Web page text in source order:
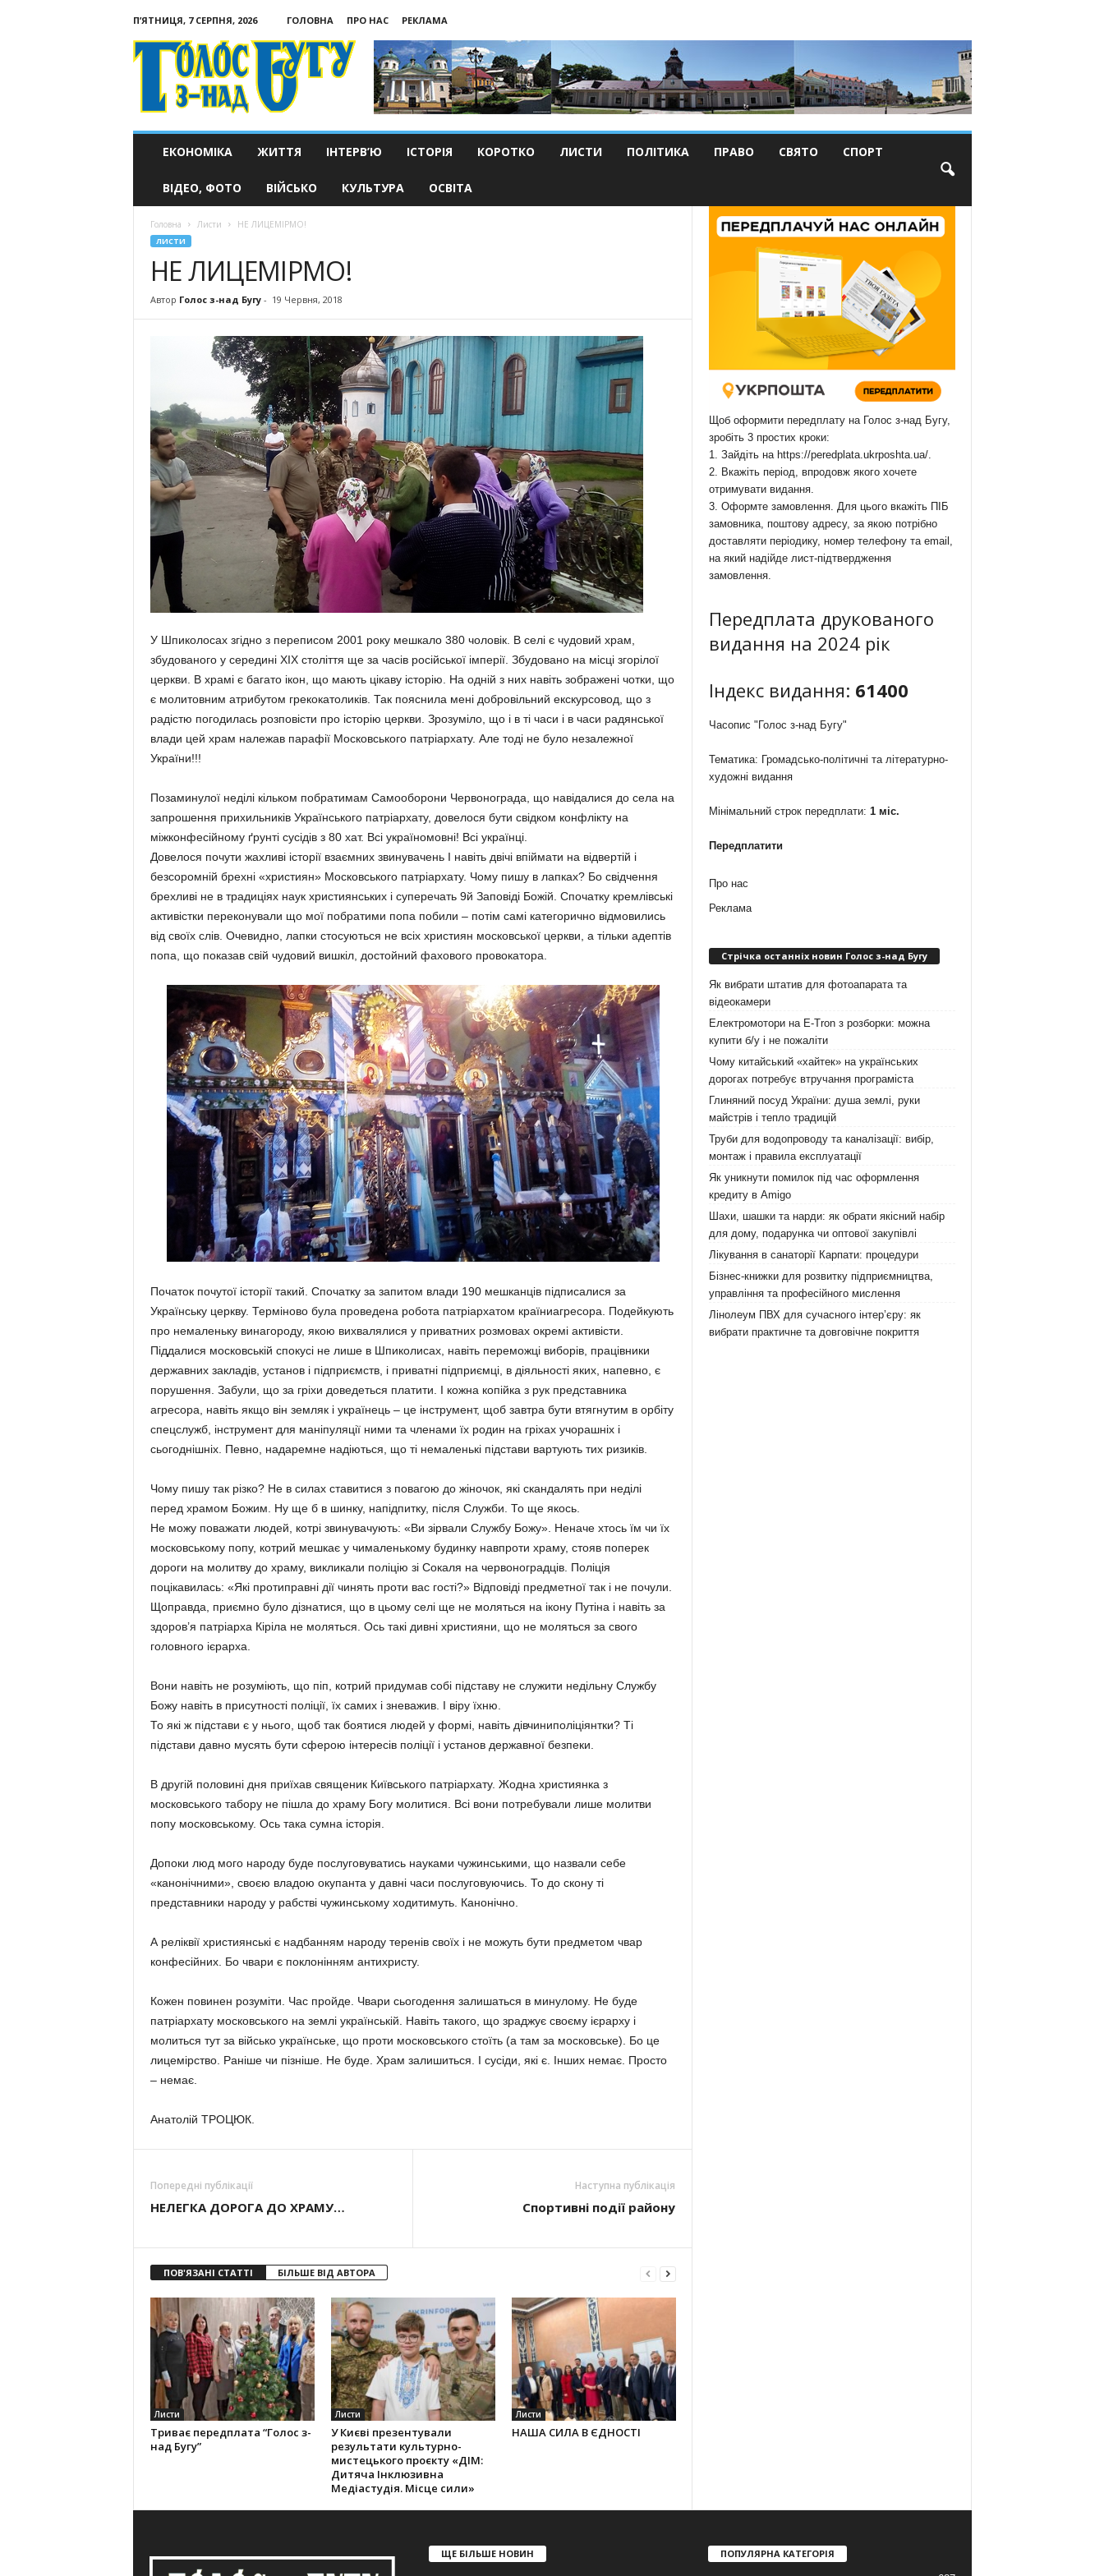
П’ЯТНИЦЯ, 7 СЕРПНЯ, 2026 ГОЛОВНА ПРО НАС
РЕКЛАМА
Голос
з-
ЕКОНОМІКА ЖИТТЯ ІНТЕРВ’Ю ІСТОРІЯ КОРОТКО ЛИСТИ ПОЛІТИКА ПРАВО СВЯТО СПОРТ
ВІДЕО, ФОТО ВІЙСЬКО КУЛЬТУРА ОСВІТА
Головна Листи НЕ ЛИЦЕМІРМО!
ЛИСТИ
НЕ ЛИЦЕМІРМО!
Автор Голос з-над Бугу- 19 Червня, 2018
У Шпиколосах згідно з переписом 2001 року мешкало 380 чоловік. В селі є чудовий храм,
збудованого у середині ХІХ століття ще за часів російської імперії. Збудовано на місці згорілої
церкви. В храмі є багато ікон, що мають цікаву історію. На одній з них навіть зображені чотки, що
є молитовним атрибутом грекокатоликів. Так пояснила мені добровільний екскурсовод, що з
радістю погодилась розповісти про історію церкви. Зрозуміло, що і в ті часи і в часи радянської
влади цей храм належав парафії Московського патріархату. Але тоді не було незалежної
України!!!
Позаминулої неділі кільком побратимам Самооборони Червонограда, що навідалися до села на
запрошення прихильників Українського патріархату, довелося бути свідком конфлікту на
міжконфесійному ґрунті сусідів з 80 хат. Всі україномовні! Всі українці.
Довелося почути жахливі історії взаємних звинувачень І навіть двічі впіймати на відвертій і
безсоромній брехні «християн» Московського патріархату. Чому пишу в лапках? Бо свідчення
брехливі не в традиціях наук християнських і суперечать 9й Заповіді Божій. Спочатку кремлівські
активістки переконували що мої побратими попа побили – потім самі категорично відмовились
від своїх слів. Очевидно, лапки стосуються не всіх християн московської церкви, а тільки адептів
попа, що показав свій чудовий вишкіл, достойний фахового провокатора.
Початок почутої історії такий. Спочатку за запитом влади 190 мешканців підписалися за
Українську церкву. Терміново була проведена робота патріархатом країниагресора. Подейкують
про немаленьку винагороду, якою вихвалялися у приватних розмовах окремі активісти.
Піддалися московській спокусі не лише в Шпиколисах, навіть переможці виборів, працівники
державних закладів, установ і підприємств, і приватні підприємці, в діяльності яких, напевно, є
порушення. Забули, що за гріхи доведеться платити. І кожна копійка з рук представника
агресора, навіть якщо він земляк і українець – це інструмент, щоб завтра бути втягнутим в орбіту
спецслужб, інструмент для маніпуляції ними та членами їх родин на гріхах учорашніх і
сьогоднішніх. Певно, надаремне надіються, що ті немаленькі підстави вартують тих ризиків.
Чому пишу так різко? Не в силах ставитися з повагою до жіночок, які скандалять при неділі
перед храмом Божим. Ну ще б в шинку, напідпитку, після Служби. То ще якось.
Не можу поважати людей, котрі звинувачують: «Ви зірвали Службу Божу». Неначе хтось їм чи їх
московському попу, котрий мешкає у чималенькому будинку навпроти храму, стояв поперек
дороги на молитву до храму, викликали поліцію зі Сокаля на червоноградців. Поліція
поцікавилась: «Які протиправні дії чинять проти вас гості?» Відповіді предметної так і не почули.
Щоправда, приємно було дізнатися, що в цьому селі ще не моляться на ікону Путіна і навіть за
здоров’я патріарха Кіріла не моляться. Ось такі дивні християни, що не моляться за свого
головного ієрарха.
Вони навіть не розуміють, що піп, котрий придумав собі підставу не служити недільну Службу
Божу навіть в присутності поліції, їх самих і зневажив. І віру їхню.
То які ж підстави є у нього, щоб так боятися людей у формі, навіть дівчиниполіціянтки? Ті
підстави давно мусять бути сферою інтересів поліції і установ державної безпеки.
В другій половині дня приїхав священик Київського патріархату. Жодна християнка з
московського табору не пішла до храму Богу молитися. Всі вони потребували лише молитви
попу московському. Ось така сумна історія.
Допоки люд мого народу буде послуговуватись науками чужинськими, що назвали себе
«канонічними», своєю владою окупанта у давні часи послуговуючись. То до скону ті
представники народу у рабстві чужинському ходитимуть. Канонічно.
А реліквії християнські є надбанням народу теренів своїх і не можуть бути предметом чвар
конфесійних. Бо чвари є поклонінням антихристу.
Кожен повинен розуміти. Час пройде. Чвари сьогодення залишаться в минулому. Не буде
патріархату московського на землі українській. Навіть такого, що зраджує своєму ієрарху і
молиться тут за військо українське, що проти московського стоїть (а там за московське). Бо це
лицемірство. Раніше чи пізніше. Не буде. Храм залишиться. І сусіди, які є. Інших немає. Просто
– немає.
Анатолій ТРОЦЮК.
Попередні публікації
НЕЛЕГКА ДОРОГА ДО ХРАМУ…
Наступна публікація
Спортивні події району
ПОВ'ЯЗАНІ СТАТТІ БІЛЬШЕ ВІД АВТОРА
Листи
Триває передплата “Голос з-
над Бугу”
Листи
У Києві презентували
результати культурно-
мистецького проєкту «ДІМ:
Дитяча Інклюзивна
Медіастудія. Місце сили»
Листи
НАША СИЛА В ЄДНОСТІ
Щоб оформити передплату на Голос з-над Бугу,
зробіть 3 простих кроки:
1. Зайдіть на https://peredplata.ukrposhta.ua/.
2. Вкажіть період, впродовж якого хочете
отримувати видання.
3. Оформте замовлення. Для цього вкажіть ПІБ
замовника, поштову адресу, за якою потрібно
доставляти періодику, номер телефону та email,
на який надійде лист-підтвердження
замовлення.
Передплата друкованого
видання на 2024 рік
Індекс видання: 61400
Часопис "Голос з-над Бугу"
Тематика: Громадсько-політичні та літературно-
художні видання
Мінімальний строк передплати: 1 міс.
Передплатити
Про нас
Реклама
Стрічка останніх новин Голос з-над Бугу
Як вибрати штатив для фотоапарата та
відеокамери
Електромотори на E-Tron з розборки: можна
купити б/у і не пожаліти
Чому китайський «хайтек» на українських
дорогах потребує втручання програміста
Глиняний посуд України: душа землі, руки
майстрів і тепло традицій
Труби для водопроводу та каналізації: вибір,
монтаж і правила експлуатації
Як уникнути помилок під час оформлення
кредиту в Amigo
Шахи, шашки та нарди: як обрати якісний набір
для дому, подарунка чи оптової закупівлі
Лікування в санаторії Карпати: процедури
Бізнес-книжки для розвитку підприємництва,
управління та професійного мислення
Лінолеум ПВХ для сучасного інтер’єру: як
вибрати практичне та довговічне покриття
ЩЕ БІЛЬШЕ НОВИН ПОПУЛЯРНА КАТЕГОРІЯ